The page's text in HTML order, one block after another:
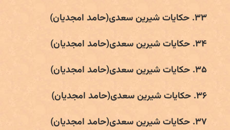
۳۳. حکایات شیرین سعدی(حامد امجدیان)
۳۴. حکایات شیرین سعدی(حامد امجدیان)
۳۵. حکایات شیرین سعدی(حامد امجدیان)
۳۶. حکایات شیرین سعدی(حامد امجدیان)
۳۷. حکایات شیرین سعدی(حامد امجدیان)